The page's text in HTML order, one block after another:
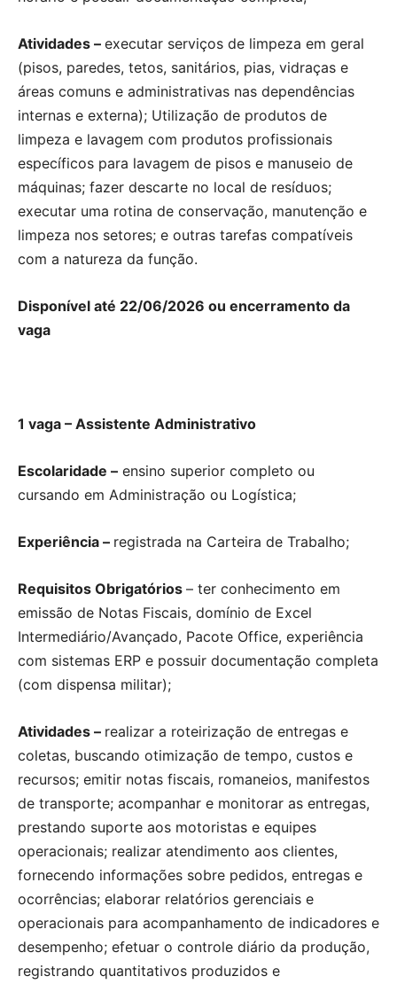
Atividades – executar serviços de limpeza em geral
(pisos, paredes, tetos, sanitários, pias, vidraças e
áreas comuns e administrativas nas dependências
internas e externa); Utilização de produtos de
limpeza e lavagem com produtos profissionais
específicos para lavagem de pisos e manuseio de
máquinas; fazer descarte no local de resíduos;
executar uma rotina de conservação, manutenção e
limpeza nos setores; e outras tarefas compatíveis
com a natureza da função.
Disponível até 22/06/2026 ou encerramento da
vaga
1 vaga – Assistente Administrativo
Escolaridade – ensino superior completo ou
cursando em Administração ou Logística;
Experiência – registrada na Carteira de Trabalho;
Requisitos Obrigatórios – ter conhecimento em
emissão de Notas Fiscais, domínio de Excel
Intermediário/Avançado, Pacote Office, experiência
com sistemas ERP e possuir documentação completa
(com dispensa militar);
Atividades – realizar a roteirização de entregas e
coletas, buscando otimização de tempo, custos e
recursos; emitir notas fiscais, romaneios, manifestos
de transporte; acompanhar e monitorar as entregas,
prestando suporte aos motoristas e equipes
operacionais; realizar atendimento aos clientes,
fornecendo informações sobre pedidos, entregas e
ocorrências; elaborar relatórios gerenciais e
operacionais para acompanhamento de indicadores e
desempenho; efetuar o controle diário da produção,
registrando quantitativos produzidos e